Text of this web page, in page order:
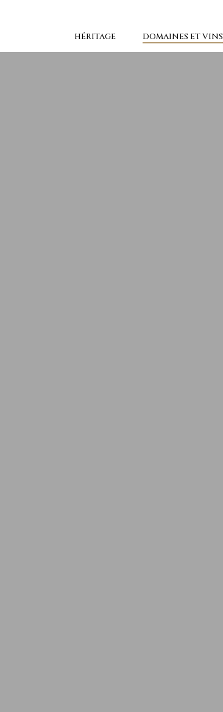
HÉRITAGE DOMAINES ET VINS